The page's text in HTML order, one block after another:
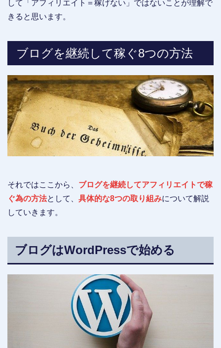
して「アフィリエイト＝稼げない」ではないことが理解で
きると思います。
ブログを継続して稼ぐ8つの方法
それではここから、 ブログを継続してアフィリエイトで稼
ぐ為の方法として、 具体的な8つの取り組みについて解説
していきます。
ブログはWordPressで始める